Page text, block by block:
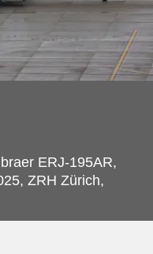
ERJ-195AR,
ZRH Zürich,